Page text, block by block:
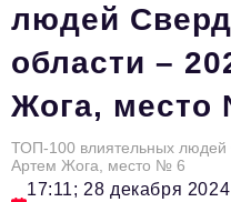
Ниши и рынки
Цитаты
Туризм
Новости
Импортозамещение
людей
области –
Жога, место
ТОП-100 влиятельных людей
Артем Жога, место № 6
17:11; 28 декабря 2024